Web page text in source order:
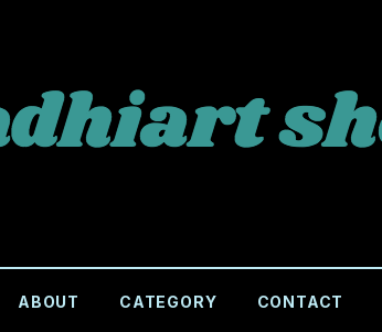
ABOUT CATEGORY CONTACT